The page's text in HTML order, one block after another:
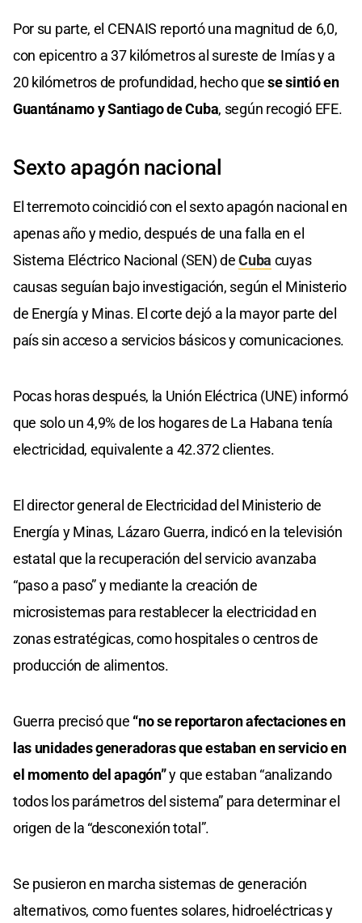
Por su parte, el CENAIS reportó una magnitud de 6,0,
con epicentro a 37 kilómetros al sureste de Imías y a
20 kilómetros de profundidad, hecho quese sintió en
Guantánamo y Santiago de Cuba, según recogió EFE.
Sexto apagón nacional
El terremoto coincidió con el sexto apagón nacional en
apenas año y medio, después de una falla en el
Sistema Eléctrico Nacional (SEN) deCuba cuyas
causas seguían bajo investigación, según el Ministerio
de Energía y Minas. El corte dejó a la mayor parte del
país sin acceso a servicios básicos y comunicaciones.
Pocas horas después, la Unión Eléctrica (UNE) informó
que solo un 4,9% de los hogares de La Habana tenía
electricidad, equivalente a 42.372 clientes.
El director general de Electricidad del Ministerio de
Energía y Minas, Lázaro Guerra, indicó en la televisión
estatal que la recuperación del servicio avanzaba
“paso a paso” y mediante la creación de
microsistemas para restablecer la electricidad en
zonas estratégicas, como hospitales o centros de
producción de alimentos.
Guerra precisó que “no se reportaron afectaciones en
las unidades generadoras que estaban en servicio en
el momento del apagón”y que estaban “analizando
todos los parámetros del sistema” para determinar el
origen de la “desconexión total”.
Se pusieron en marcha sistemas de generación
alternativos, como fuentes solares, hidroeléctricas y